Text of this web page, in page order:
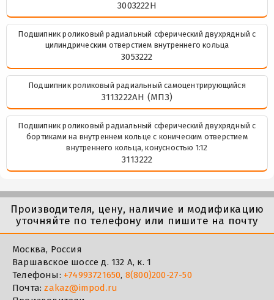
3003222Н
Подшипник роликовый радиальный сферический двухрядный с
цилиндрическим отверстием внутреннего кольца
3053222
Подшипник роликовый радиальный самоцентрирующийся
3113222АН (МПЗ)
Подшипник роликовый радиальный сферический двухрядный с
бортиками на внутреннем кольце с коническим отверстием
внутреннего кольца, конусностью 1:12
3113222
Производителя, цену, наличие и модификацию
уточняйте по телефону или пишите на почту
Москва, Россия
Варшавское шоссе д. 132 А, к. 1
Телефоны: +74993721650, 8(800)200-27-50
Почта:zakaz@impod.ru